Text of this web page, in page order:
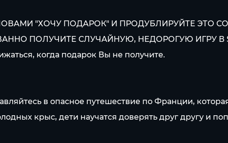
"ХОЧУ ПОДАРОК" И ПРОДУБЛИРУЙТЕ ЭТО
ПОЛУЧИТЕ СЛУЧАЙНУЮ, НЕДОРОГУЮ ИГРУ В
когда подарок Вы не получите.
в опасное путешествие по Франции,
крыс, дети научатся доверять друг другу и